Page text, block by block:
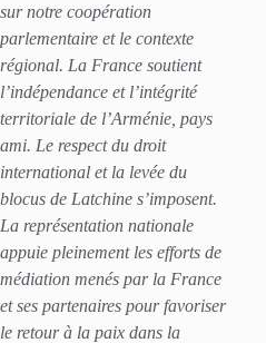
sur notre coopération
parlementaire et le contexte
régional. La France soutient
l’indépendance et l’intégrité
territoriale de l’Arménie, pays
ami. Le respect du droit
international et la levée du
blocus de Latchine s’imposent.
La représentation nationale
appuie pleinement les efforts de
médiation menés par la France
et ses partenaires pour favoriser
le retour à la paix dans la